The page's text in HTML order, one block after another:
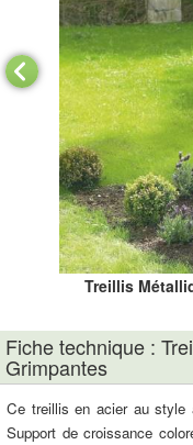
Treillis
Fiche technique :
Grimpantes
Ce treillis en acier au style
Support de croissance